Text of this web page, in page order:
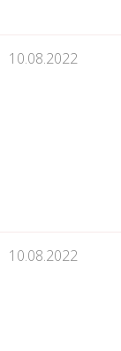
10.08.2022
10.08.2022